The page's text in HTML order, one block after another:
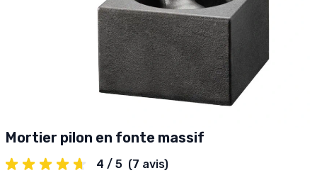
Mortier pilon en fonte massif
4 / 5 (7 avis)